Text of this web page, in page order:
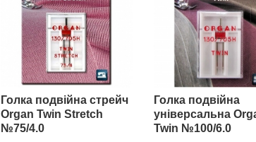
Голка подвійна стрейч
Organ Twin Stretch
№75/4.0
Голка подвійна
універсальна
Twin №100/6.0